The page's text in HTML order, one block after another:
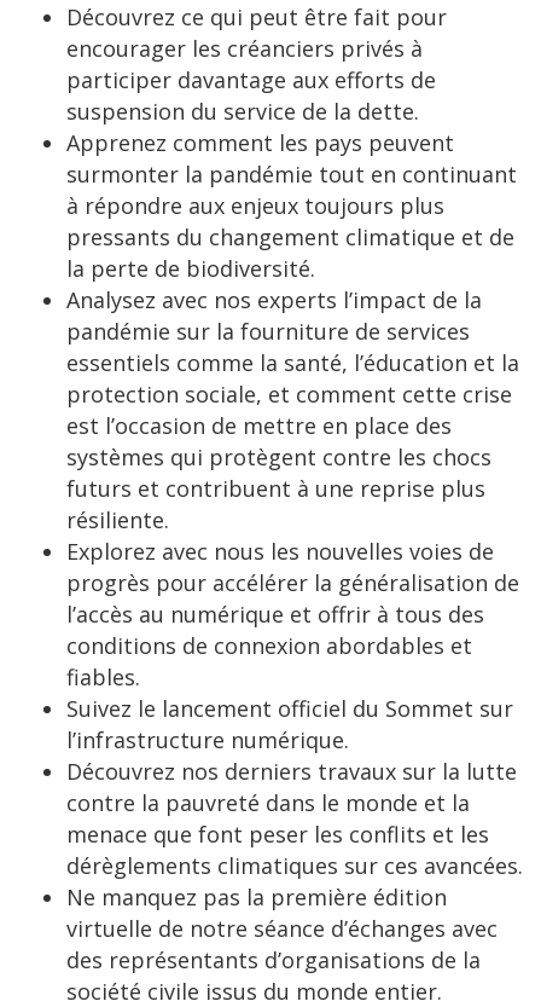
Découvrez ce qui peut être fait pour
encourager les créanciers privés à
participer davantage aux efforts de
suspension du service de la dette.
Apprenez comment les pays peuvent
surmonter la pandémie tout en continuant
à répondre aux enjeux toujours plus
pressants du changement climatique et de
la perte de biodiversité.
Analysez avec nos experts l’impact de la
pandémie sur la fourniture de services
essentiels comme la santé, l’éducation et la
protection sociale, et comment cette crise
est l’occasion de mettre en place des
systèmes qui protègent contre les chocs
futurs et contribuent à une reprise plus
résiliente.
Explorez avec nous les nouvelles voies de
progrès pour accélérer la généralisation de
l’accès au numérique et offrir à tous des
conditions de connexion abordables et
fiables.
Suivez le lancement officiel du Sommet sur
l’infrastructure numérique.
Découvrez nos derniers travaux sur la lutte
contre la pauvreté dans le monde et la
menace que font peser les conflits et les
dérèglements climatiques sur ces avancées.
Ne manquez pas la première édition
virtuelle de notre séance d’échanges avec
des représentants d’organisations de la
société civile issus du monde entier.